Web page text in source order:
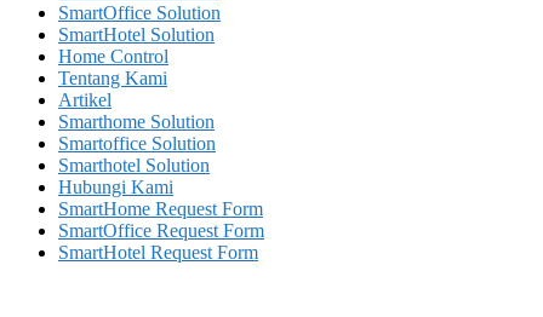
SmartOffice Solution
SmartHotel Solution
Home Control
Tentang Kami
Artikel
Smarthome Solution
Smartoffice Solution
Smarthotel Solution
Hubungi Kami
SmartHome Request Form
SmartOffice Request Form
SmartHotel Request Form